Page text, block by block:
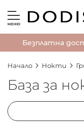
МЕНЮ
Безплатна
Начало Нокти
База за